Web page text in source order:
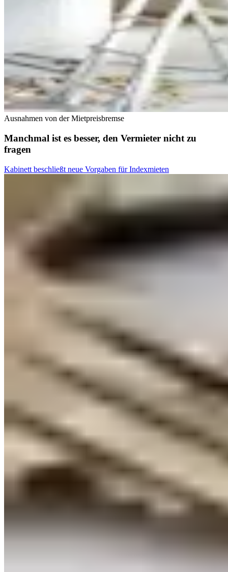
Ausnahmen von der Mietpreisbremse
Manchmal ist es besser, den Vermieter nicht zu
fragen
Kabinett beschließt neue Vorgaben für Indexmieten